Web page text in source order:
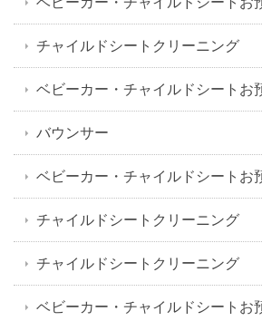
チャイルドシートクリーニング
ベビーカー・チャイルドシートお
バウンサー
ベビーカー・チャイルドシートお
チャイルドシートクリーニング
チャイルドシートクリーニング
ベビーカー・チャイルドシートお